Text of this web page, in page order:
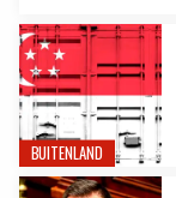
BUITENLAND